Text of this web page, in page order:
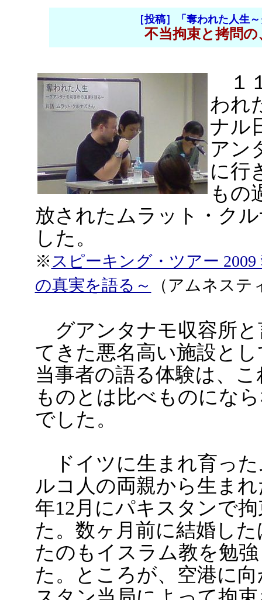
［投稿］「奪われた人生
不当拘束と拷問
１
われ
ナル
アン
に行
もの
放されたムラット・ク
した。
※ スピーキング・ツアー
の真実を語る～
（アムネス
グアンタナモ収容所と
てきた悪名高い施設と
当事者の語る体験は、
ものとは比べものにな
でした。
ドイツに生まれ育っ
ルコ人の両親から生ま
年12月にパキスタンで
た。数ヶ月前に結婚し
たのもイスラム教を勉
た。ところが、空港に